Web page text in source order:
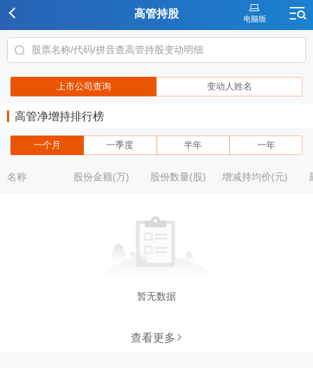
高管持股
上市公司查询 变动人姓名
高管净增持排行榜
一个月 一季度 半年 一年
名称 股份金额(万) 股份数量(股) 增减持均价(元)
暂无数据
查看更多